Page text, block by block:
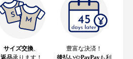
サイズ交換、
返品承ります！
豊富な決済！
後払いやPayPayも利